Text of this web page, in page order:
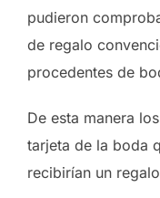
pudieron
de regalo
procedentes de
De esta manera
tarjeta de la boda
recibirían un